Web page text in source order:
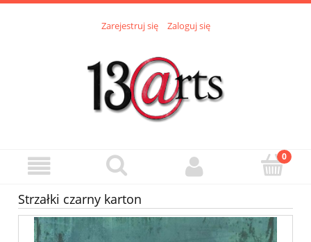
Zarejestruj się Zaloguj się
Strzałki czarny karton